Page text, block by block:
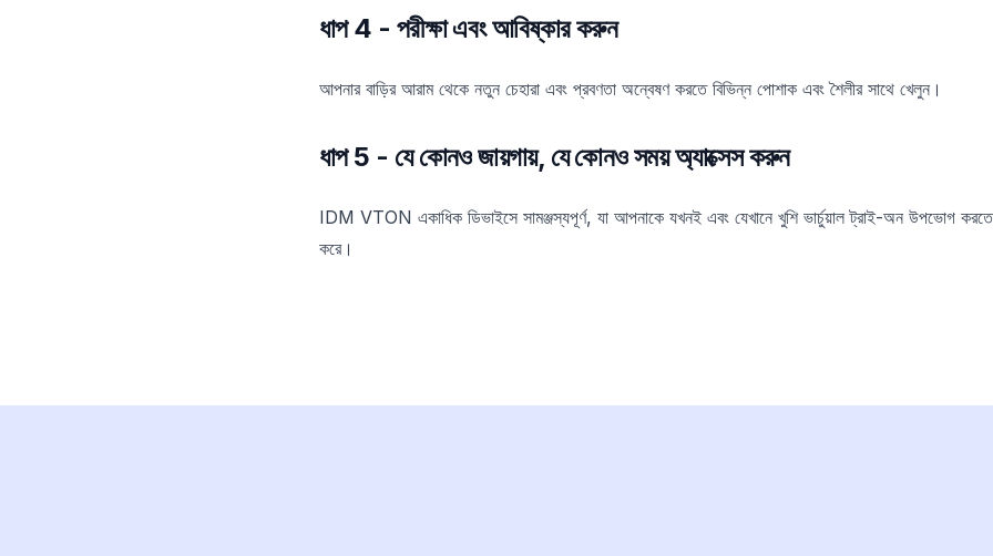
ধাপ 4 - পরীক্ষা এবং আবিষ্কার করুন
আপনার বাড়ির আরাম থেকে নতুন চেহারা এবং প্রবণতা অন্বেষণ করতে বিভিন্ন পোশাক এবং শৈলীর সাথে খেলুন।
ধাপ 5 - যে কোনও জায়গায়, যে কোনও সময় অ্যাক্সেস করুন
IDM VTON একাধিক ডিভাইসে সামঞ্জস্যপূর্ণ, যা আপনাকে যখনই এবং যেখানে খুশি ভার্চুয়াল ট্রাই-অন উপভোগ
করে।